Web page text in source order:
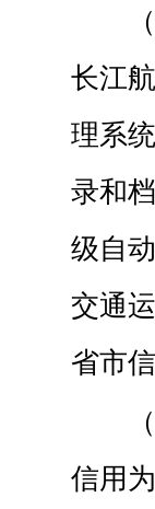
长江
理系
录和
级自
交通
省市
信用